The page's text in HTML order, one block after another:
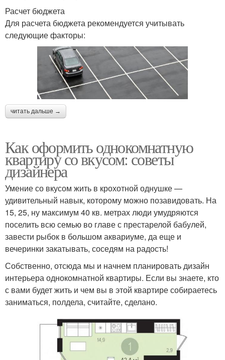
Расчет бюджета
Для расчета бюджета рекомендуется учитывать
следующие факторы:
читать дальше →
Как оформить однокомнатную
квартиру со вкусом: советы
дизайнера
Умение со вкусом жить в крохотной однушке —
удивительный навык, которому можно позавидовать. На
15, 25, ну максимум 40 кв. метрах люди умудряются
поселить всю семью во главе с престарелой бабулей,
завести рыбок в большом аквариуме, да еще и
вечеринки закатывать, соседям на радость!
Собственно, отсюда мы и начнем планировать дизайн
интерьера однокомнатной квартиры. Если вы знаете, кто
с вами будет жить и чем вы в этой квартире собираетесь
заниматься, полдела, считайте, сделано.